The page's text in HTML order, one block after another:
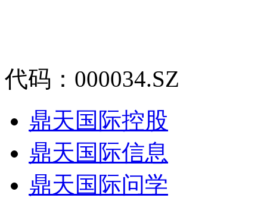
代码：000034.SZ
鼎天国际控股
鼎天国际信息
鼎天国际问学